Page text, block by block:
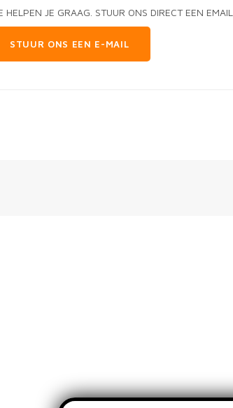
HELPEN JE GRAAG. STUUR ONS DIRECT EEN
STUUR ONS EEN E-MAIL